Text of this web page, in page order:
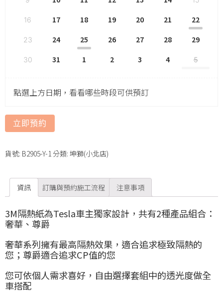
16 17 18 19 20 21 22
23 24 25 26 27 28 29
30 31 1 2 3 4 5
點選上方日期，看看哪些時段可供預訂
立即預約
貨號: B2905-Y-1分類: 坤獅(小北店)
資訊 訂購與預約施工流程 注意事項
3M隔熱紙為Tesla車主獨家設計，共有2種產品組合：
奢華、尊爵
奢華系列擁有最高隔熱效果，適合追求極致隔熱的
您；尊爵適合追求CP值的您
您可依個人需求喜好，自由選擇套組中的透光度做全
車搭配